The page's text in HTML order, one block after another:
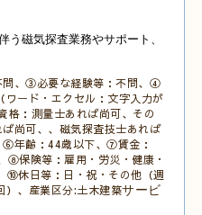
磁気探査業務やサポート、
、③必要な経験等：不問、④
ワード・エクセル：文字入力が
格：測量士あれば尚可、その
尚可、、磁気探査技士あれば
⑥年齢：44歳以下、⑦賃金：
⑧保険等：雇用・労災・健康・
⑩休日等：日・祝・その他 （週
、産業区分:土木建築サービ